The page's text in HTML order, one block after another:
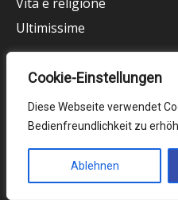
Cookie-Einstellungen
Diese Webseite verwendet
Bedienfreundlichkeit zu
Ablehnen
Ultimissime